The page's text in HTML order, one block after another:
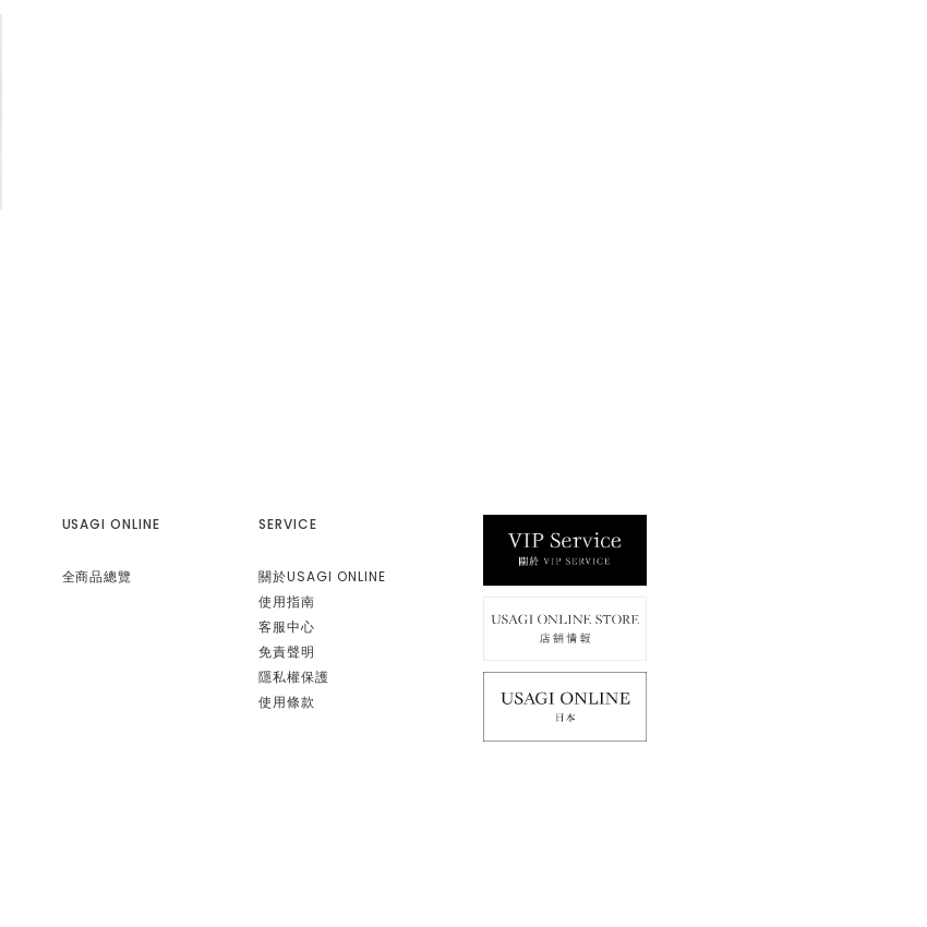
USAGI ONLINE
全商品總覽
SERVICE
關於USAGI ONLINE
使用指南
客服中心
免責聲明
隱私權保護
使用條款